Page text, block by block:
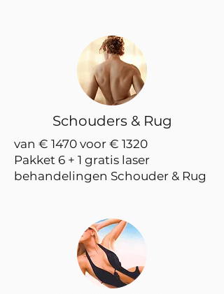
Schouders & Rug
van € 1470 voor € 1320
Pakket 6 + 1 gratis laser
behandelingen Schouder & Rug